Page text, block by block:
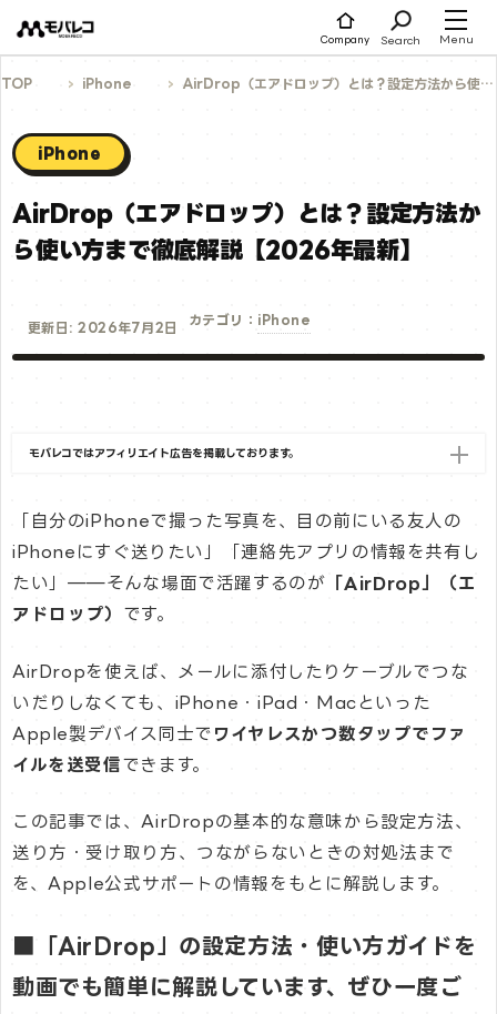
ツ
ス
Company Search Menu
TOP iPhone AirDrop（エアドロップ）とは？設定方法から使い方まで徹底解説【2026年最新】
iPhone
AirDrop（エアドロップ）とは？設定方法か
ら使い方まで徹底解説【2026年最新】
更新日: 2026年7月2日
カテゴリ： iPhone
モバレコではアフィリエイト広告を掲載しております。
「自分のiPhoneで撮った写真を、目の前にいる友人の
iPhoneにすぐ送りたい」「連絡先アプリの情報を共有し
たい」——そんな場面で活躍するのが 「AirDrop」（エ
アドロップ） です。
AirDropを使えば、メールに添付したりケーブルでつな
いだりしなくても、iPhone・iPad・Macといった
Apple製デバイス同士で ワイヤレスかつ数タップでファ
イルを送受信できます。
この記事では、AirDropの基本的な意味から設定方法、
送り方・受け取り方、つながらないときの対処法まで
を、Apple公式サポートの情報をもとに解説します。
■「AirDrop」の設定方法・使い方ガイドを
動画でも簡単に解説しています、ぜひ一度ご